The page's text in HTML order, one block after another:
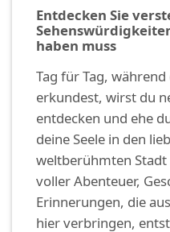
Entdecken Sie
haben muss
Tag für Tag,
erkundest, wirst du
entdecken und ehe
deine Seele in den
weltberühmten Stadt
voller Abenteuer,
Erinnerungen, die
hier verbringen,